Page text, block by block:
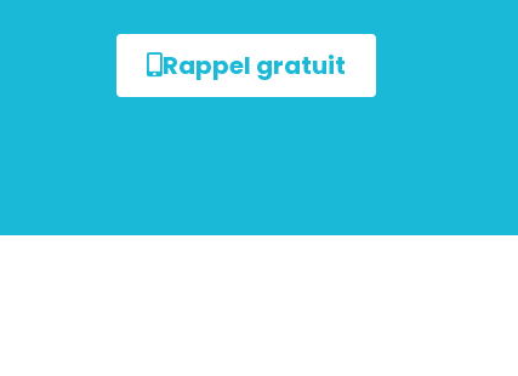
Rappel gratuit